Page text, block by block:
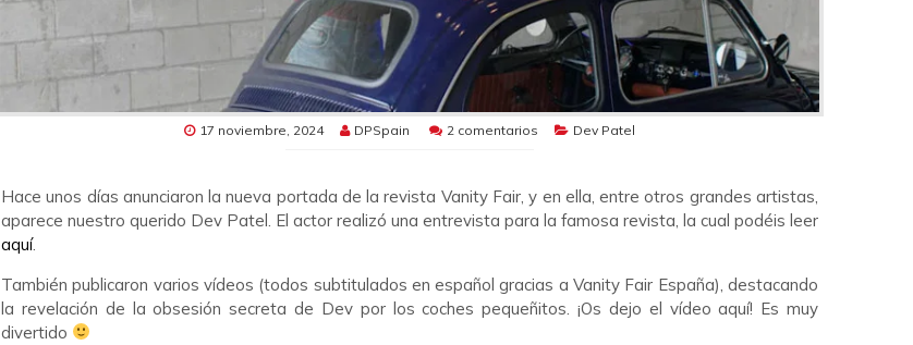
17 noviembre, 2024 DPSpain 2 comentarios Dev Patel
Hace unos días anunciaron la nueva portada de la revista Vanity Fair, y en ella, entre otros grandes artistas,
aparece nuestro querido Dev Patel. El actor realizó una entrevista para la famosa revista, la cual podéis leer
aquí.
También publicaron varios vídeos (todos subtitulados en español gracias a Vanity Fair España), destacando
la revelación de la obsesión secreta de Dev por los coches pequeñitos. ¡Os dejo el vídeo aquí! Es muy
divertido